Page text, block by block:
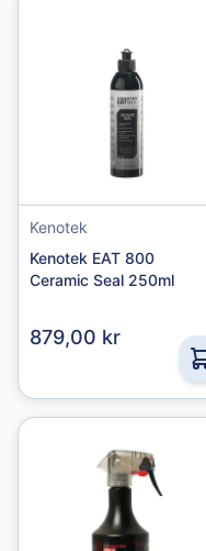
Kenotek
Kenotek EAT 800
Ceramic Seal 250ml
879,00 kr